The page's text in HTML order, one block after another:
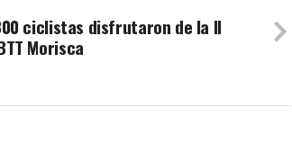
ciclistas disfrutaron de la II
Morisca